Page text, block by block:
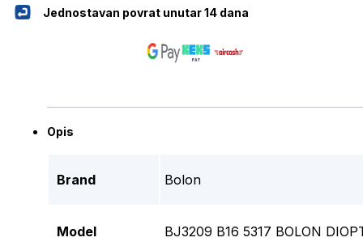
Jednostavan povrat unutar 14 dana
Opis
Brand Bolon
Model BJ3209 B16 5317 BOLON